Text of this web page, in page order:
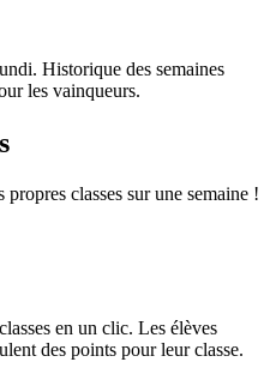
Historique des semaines
les vainqueurs.
classes sur une semaine !
en un clic. Les élèves
des points pour leur classe.